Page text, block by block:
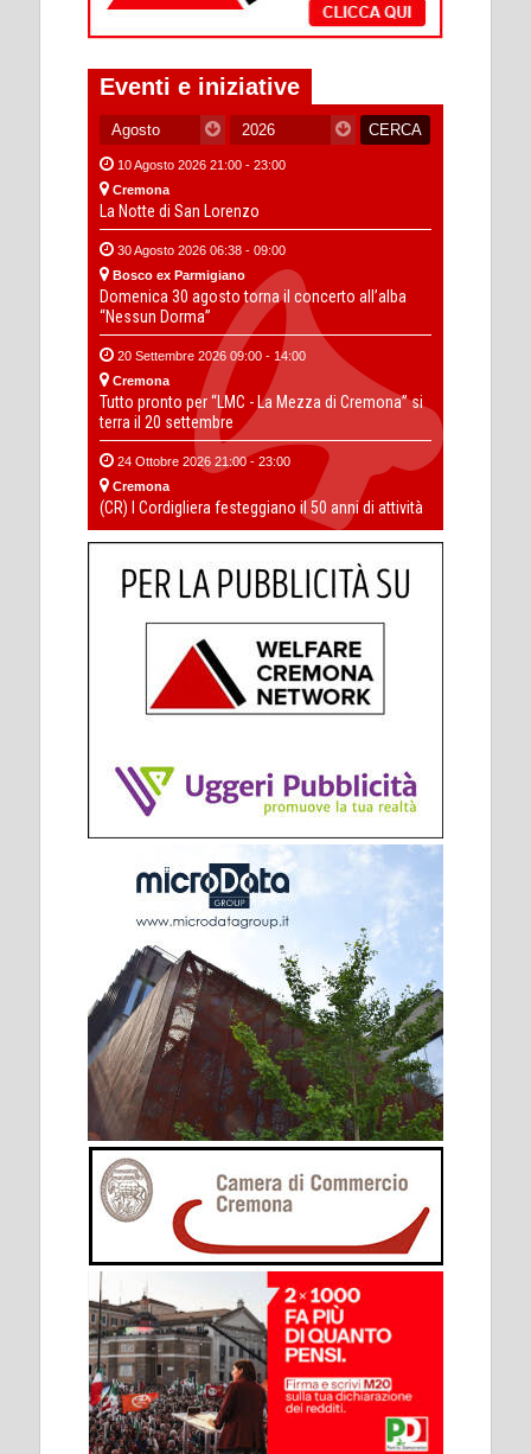
Eventi e iniziative
10 Agosto 2026 21:00 - 23:00
Cremona
La Notte di San Lorenzo
30 Agosto 2026 06:38 - 09:00
Bosco ex Parmigiano
Domenica 30 agosto torna il concerto all’alba
“Nessun Dorma”
20 Settembre 2026 09:00 - 14:00
Cremona
Tutto pronto per “LMC - La Mezza di Cremona” si
terra il 20 settembre
24 Ottobre 2026 21:00 - 23:00
Cremona
(CR) I Cordigliera festeggiano il 50 anni di attività